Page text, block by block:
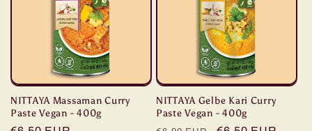
NITTAYA Massaman Curry
Paste Vegan - 400g
NITTAYA Gelbe Kari Curry
Paste Vegan - 400g